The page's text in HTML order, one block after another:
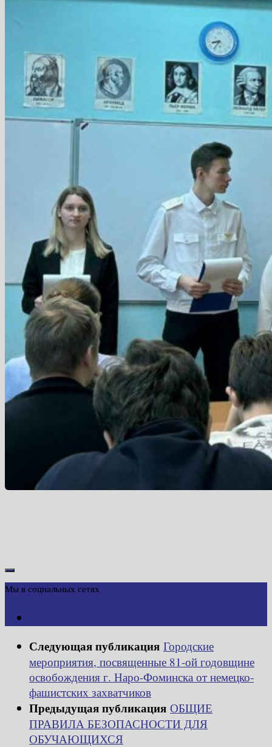
Мы в социальных сетях
Следующая публикация Городские
мероприятия, посвященные 81-ой годовщине
освобождения г. Наро-Фоминска от немецко-
фашистских захватчиков
Предыдущая публикация ОБЩИЕ
ПРАВИЛА БЕЗОПАСНОСТИ ДЛЯ
ОБУЧАЮЩИХСЯ